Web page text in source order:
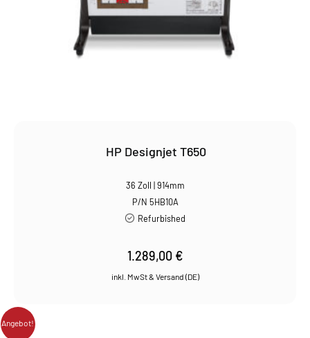
HP Designjet T650
36 Zoll | 914mm
P/N 5HB10A
Refurbished
1.289,00 €
Angebot!